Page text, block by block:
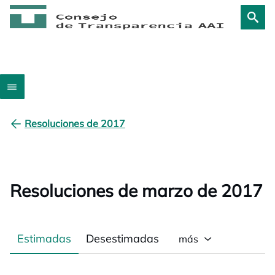
Resoluciones de 2017
Resoluciones de marzo de 2017
Estimadas Desestimadas más